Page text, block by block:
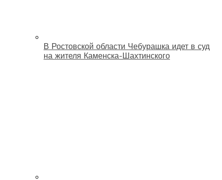
В Ростовской области Чебурашка идет в суд
на жителя Каменска-Шахтинского